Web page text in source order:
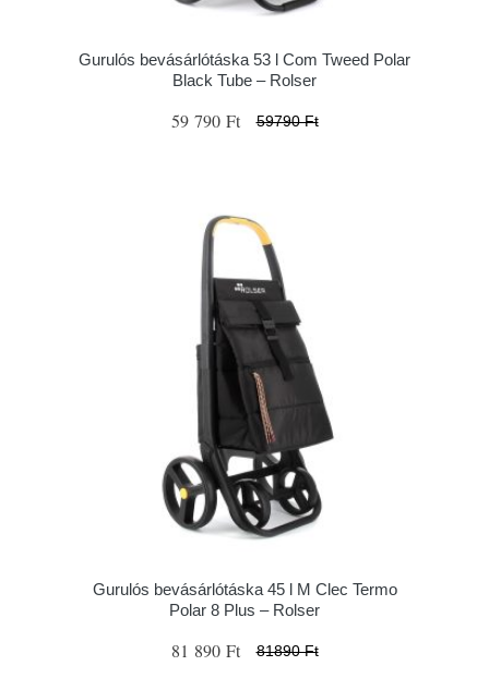
Gurulós bevásárlótáska 53 l Com Tweed Polar
Black Tube – Rolser
59 790 Ft 59790 Ft
Gurulós bevásárlótáska 45 l M Clec Termo
Polar 8 Plus – Rolser
81 890 Ft 81890 Ft